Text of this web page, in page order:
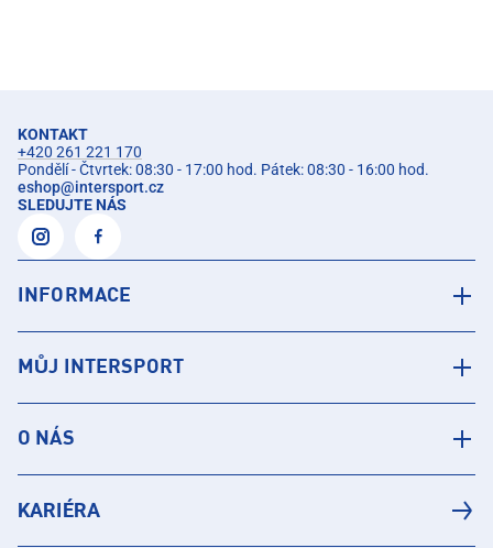
KONTAKT
+420 261 221 170
Pondělí - Čtvrtek: 08:30 - 17:00 hod. Pátek: 08:30 - 16:00 hod.
eshop@intersport.cz
SLEDUJTE NÁS
INFORMACE
MŮJ INTERSPORT
O NÁS
KARIÉRA